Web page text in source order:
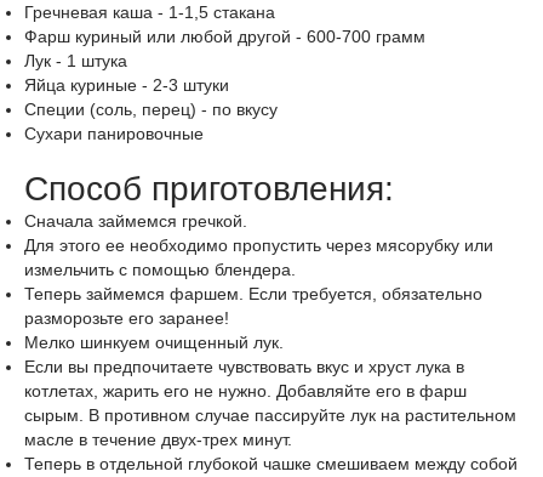
Гречневая каша - 1-1,5 стакана
Фарш куриный или любой другой - 600-700 грамм
Лук - 1 штука
Яйца куриные - 2-3 штуки
Специи (соль, перец) - по вкусу
Сухари панировочные
Способ приготовления:
Сначала займемся гречкой.
Для этого ее необходимо пропустить через мясорубку или
измельчить с помощью блендера.
Теперь займемся фаршем. Если требуется, обязательно
разморозьте его заранее!
Мелко шинкуем очищенный лук.
Если вы предпочитаете чувствовать вкус и хруст лука в
котлетах, жарить его не нужно. Добавляйте его в фарш
сырым. В противном случае пассируйте лук на растительном
масле в течение двух-трех минут.
Теперь в отдельной глубокой чашке смешиваем между собой